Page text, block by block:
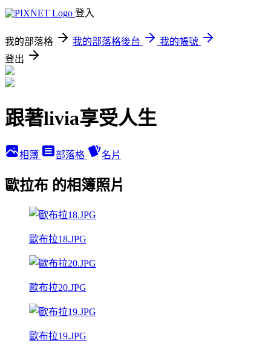
登入
我的部落格 我的部落格後台
我的帳號
登出
跟著livia享受人生
相簿 部落格 名片
歐拉布 的相簿照片
歐布拉18.JPG
歐布拉20.JPG
歐布拉19.JPG